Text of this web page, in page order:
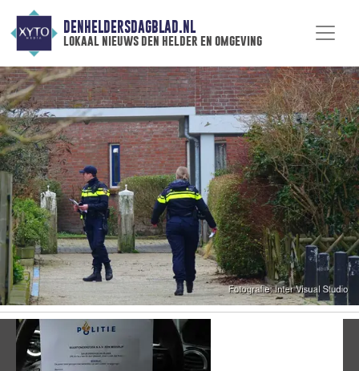
DENHELDERSDAGBLAD.NL
lokaal nieuws den helder en omgeving